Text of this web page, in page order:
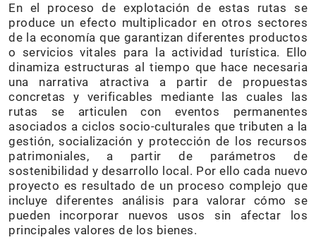
En el proceso de explotación de estas rutas se
produce un efecto multiplicador en otros sectores
de la economía que garantizan diferentes productos
o servicios vitales para la actividad turística. Ello
dinamiza estructuras al tiempo que hace necesaria
una narrativa atractiva a partir de propuestas
concretas y verificables mediante las cuales las
rutas se articulen con eventos permanentes
asociados a ciclos socio-culturales que tributen a la
gestión, socialización y protección de los recursos
patrimoniales, a partir de parámetros de
sostenibilidad y desarrollo local. Por ello cada nuevo
proyecto es resultado de un proceso complejo que
incluye diferentes análisis para valorar cómo se
pueden incorporar nuevos usos sin afectar los
principales valores de los bienes.